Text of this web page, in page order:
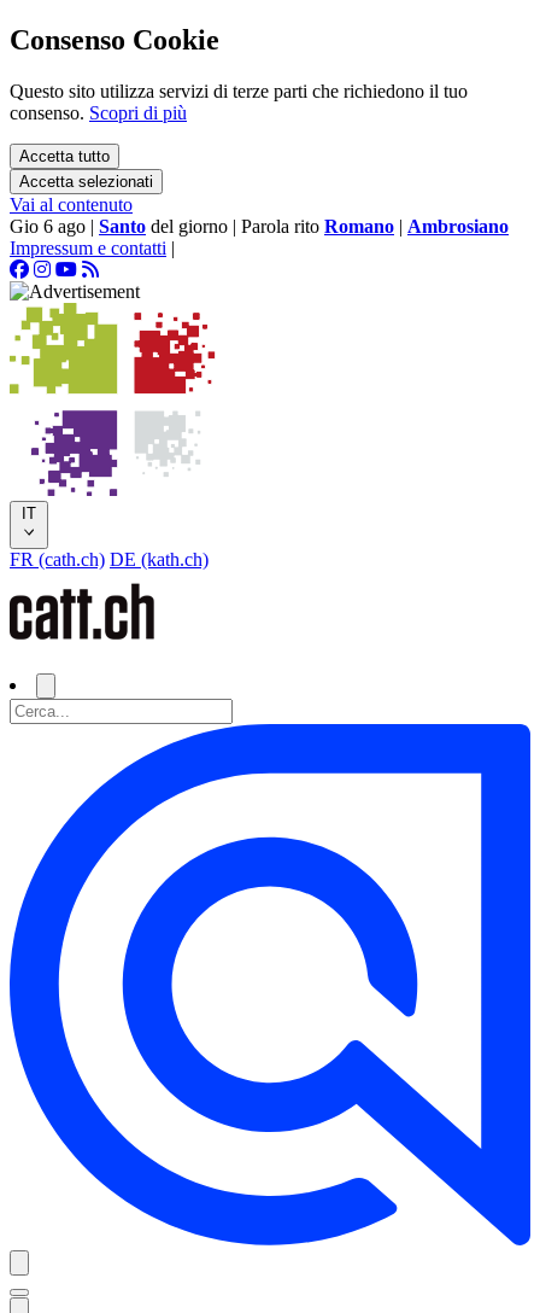
Consenso Cookie
Questo sito utilizza servizi di terze parti che richiedono il tuo
consenso. Scopri di più
Accetta tutto
Accetta selezionati
Vai al contenuto
Gio 6 ago | Santo del giorno | Parola rito Romano | Ambrosiano
Impressum e contatti |
IT
FR (cath.ch) DE (kath.ch)